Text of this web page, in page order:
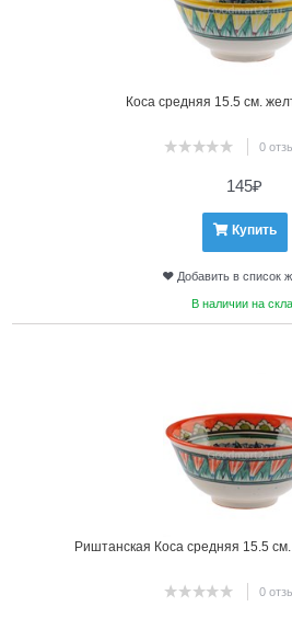
Коса средняя 15.5 см.
0
145₽
Купить
Добавить в список
В наличии на
Риштанская Коса средняя 15.5
0